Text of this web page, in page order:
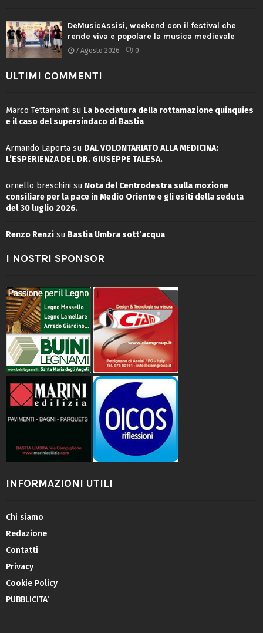
DeMusicAssisi, weekend con il festival che
rende viva e popolare la musica medievale
7 Agosto 2026 0
ULTIMI COMMENTI
Marco Tettamanti su La bocciatura della rottamazione quinquies
e il caso del supersindaco di Bastia
Armando Laporta su DAL VOLONTARIATO ALLA MEDICINA:
L’ESPERIENZA DEL DR. GIUSEPPE TALESA.
ornello breschini su Nota del Centrodestra sulla mozione
consiliare per la pace in Medio Oriente e gli esiti della seduta
del 30 luglio 2026.
Renzo Renzi su Bastia Umbra sott’acqua
I NOSTRI SPONSOR
INFORMAZIONI UTILI
Chi siamo
Redazione
Contatti
Privacy
Cookie Policy
PUBBLICITA’